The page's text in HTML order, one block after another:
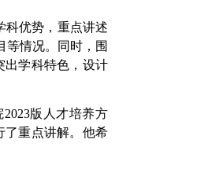
科优势，重点讲述
等情况。同时，围
出学科特色，设计
2023版人才培养方
了重点讲解。他希